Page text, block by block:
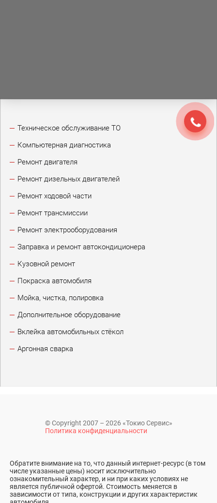
Техническое обслуживание ТО
Компьютерная диагностика
Ремонт двигателя
Ремонт дизельных двигателей
Ремонт ходовой части
Ремонт трансмиссии
Ремонт электрооборудования
Заправка и ремонт автокондиционера
Кузовной ремонт
Покраска автомобиля
Мойка, чистка, полировка
Дополнительное оборудование
Вклейка автомобильных стёкол
Аргонная сварка
© Copyright 2007 – 2026 «Токио Сервис»
Политика конфиденциальности
Обратите внимание на то, что данный интернет-ресурс (в том
числе указанные цены) носит исключительно
ознакомительный характер, и ни при каких условиях не
является публичной офертой. Стоимость меняется в
зависимости от типа, конструкции и других характеристик